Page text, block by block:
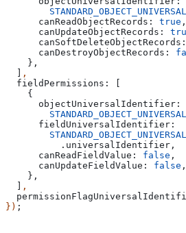
      canReadObjectRecords:
true ,
      canUpdateObjectRecords:
      canSoftDeleteObjectRecords:
      canDestroyObjectRecords:
    },
  ]
,
  fieldPermissions:
[
    {
      objectUniversalIdentifier:
      fieldUniversalIdentifier:
          .
universalIdentifier ,
      canReadFieldValue:
false ,
      canUpdateFieldValue:
false ,
    },
  ]
,
}) ;